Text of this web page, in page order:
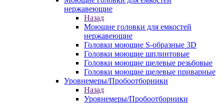
нержавеющие
Назад
Моющие головки для емкостей
нержавеющие
Головки моющие S-образные 3D
Головки моющие шплинтовые
Головки моющие щелевые резьбовые
Головки моющие щелевые приварные
Уровнемеры/Пробоотборники
Назад
Уровнемеры/Пробоотборники